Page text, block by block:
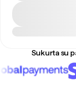
Sukurta su